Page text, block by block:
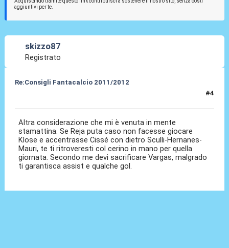
aggiuntivi per te.
skizzo87
Registrato
Re:Consigli Fantacalcio 2011/2012
#4
Altra considerazione che mi è venuta in mente
stamattina. Se Reja puta caso non facesse giocare
Klose e accentrasse Cissé con dietro Sculli-Hernanes-
Mauri, te ti ritroveresti col cerino in mano per quella
giornata. Secondo me devi sacrificare Vargas, malgrado
ti garantisca assist e qualche gol.